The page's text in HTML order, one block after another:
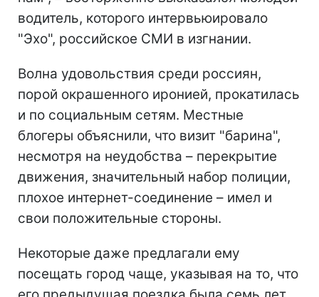
водитель, которого интервьюировало
"Эхо", российское СМИ в изгнании.
Волна удовольствия среди россиян,
порой окрашенного иронией, прокатилась
и по социальным сетям. Местные
блогеры объяснили, что визит "барина",
несмотря на неудобства – перекрытие
движения, значительный набор полиции,
плохое интернет-соединение – имел и
свои положительные стороны.
Некоторые даже предлагали ему
посещать город чаще, указывая на то, что